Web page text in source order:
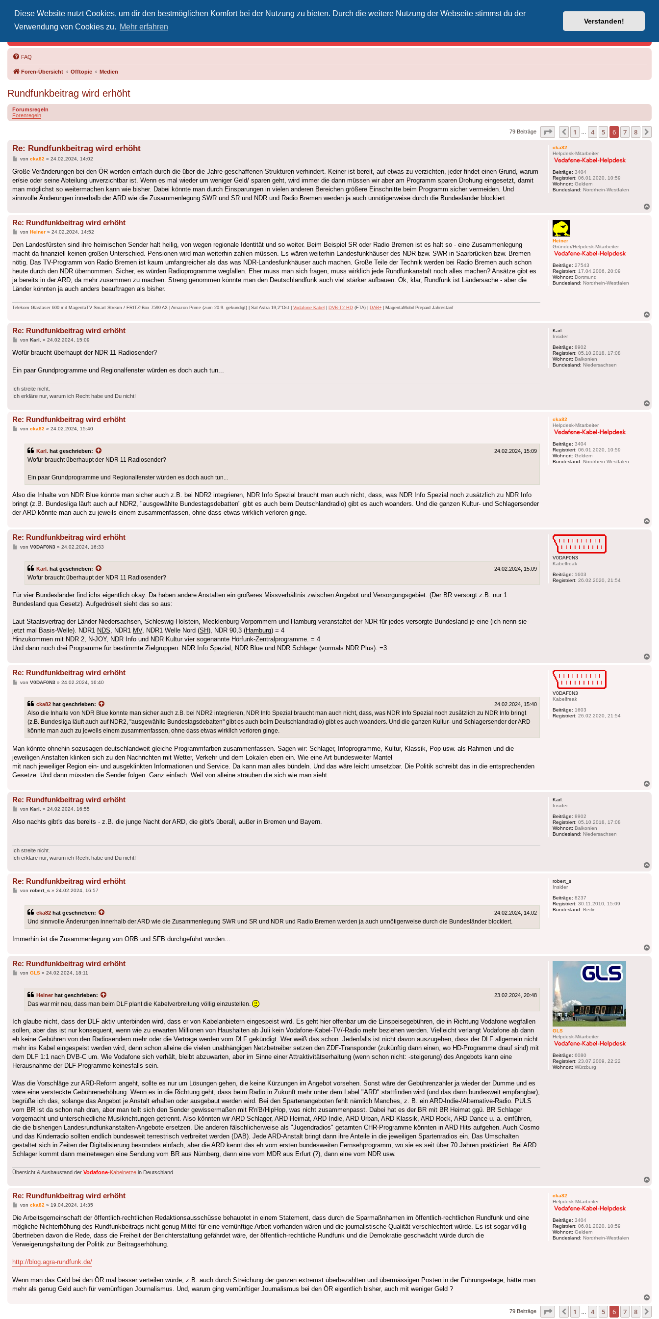
Diese Website nutzt Cookies, um dir den bestmöglichen Komfort bei der Nutzung zu bieten. Durch die weitere Nutzung der Webseite stimmst du der
Verwendung von Cookies zu. Mehr erfahren
Verstanden!
Vodafone-Kabel-Helpdesk
FAQ
Foren-Übersicht Offtopic Medien
Rundfunkbeitrag wird erhöht
Forumsregeln
Forenregeln
79 Beiträge Seite von
Vorherige
1 4 5 6 7 8
cka82
Helpdesk-Mitarbeiter
Beiträge: 3404
Registriert: 06.01.2020, 10:59
Wohnort: Geldern
Bundesland: Nordrhein-Westfalen
Re: Rundfunkbeitrag wird erhöht
Beitrag
von cka82 » 24.02.2024, 14:02
Große Veränderungen bei den ÖR werden einfach durch die über die Jahre geschaffenen Strukturen verhindert. Keiner ist bereit, auf etwas zu verzichten, jeder findet einen Grund, warum
er/sie oder seine Abteilung unverzichtbar ist. Wenn es mal wieder um weniger Geld/ sparen geht, wird immer die dann müssen wir aber am Programm sparen Drohung eingesetzt, damit
man möglichst so weitermachen kann wie bisher. Dabei könnte man durch Einsparungen in vielen anderen Bereichen größere Einschnitte beim Programm sicher vermeiden. Und
sinnvolle Änderungen innerhalb der ARD wie die Zusammenlegung SWR und SR und NDR und Radio Bremen werden ja auch unnötigerweise durch die Bundesländer blockiert.
Heiner
Gründer/Helpdesk-Mitarbeiter
Beiträge: 27543
Registriert: 17.04.2006, 20:09
Wohnort: Dortmund
Bundesland: Nordrhein-Westfalen
Re: Rundfunkbeitrag wird erhöht
Beitrag
von Heiner» 24.02.2024, 14:52
Den Landesfürsten sind ihre heimischen Sender halt heilig, von wegen regionale Identität und so weiter. Beim Beispiel SR oder Radio Bremen ist es halt so - eine Zusammenlegung
macht da finanziell keinen großen Unterschied. Pensionen wird man weiterhin zahlen müssen. Es wären weiterhin Landesfunkhäuser des NDR bzw. SWR in Saarbrücken bzw. Bremen
nötig. Das TV-Programm von Radio Bremen ist kaum umfangreicher als das was NDR-Landesfunkhäuser auch machen. Große Teile der Technik werden bei Radio Bremen auch schon
heute durch den NDR übernommen. Sicher, es würden Radioprogramme wegfallen. Eher muss man sich fragen, muss wirklich jede Rundfunkanstalt noch alles machen? Ansätze gibt es
ja bereits in der ARD, da mehr zusammen zu machen. Streng genommen könnte man den Deutschlandfunk auch viel stärker aufbauen. Ok, klar, Rundfunk ist Ländersache - aber die
Länder könnten ja auch anders beauftragen als bisher.
Telekom Glasfaser 600 mit MagentaTV Smart Stream / FRITZ!Box 7590 AX | Amazon Prime (zum 20.9. gekündigt) | Sat Astra 19,2°Ost | Vodafone Kabel DVB-T2 HD (FTA) | DAB+ | MagentaMobil Prepaid Jahrestarif
Karl.
Insider
Beiträge: 8902
Registriert: 05.10.2018, 17:08
Wohnort: Balkonien
Bundesland: Niedersachsen
Re: Rundfunkbeitrag wird erhöht
Beitrag
von Karl. » 24.02.2024, 15:09
Wofür braucht überhaupt der NDR 11 Radiosender?
Ein paar Grundprogramme und Regionalfenster würden es doch auch tun...
Ich streite nicht.
Ich erkläre nur, warum ich Recht habe und Du nicht!
cka82
Helpdesk-Mitarbeiter
Beiträge: 3404
Registriert: 06.01.2020, 10:59
Wohnort: Geldern
Bundesland: Nordrhein-Westfalen
Re: Rundfunkbeitrag wird erhöht
Beitrag
von cka82» 24.02.2024, 15:40
Karl. hat geschrieben: 24.02.2024, 15:09
Wofür braucht überhaupt der NDR 11 Radiosender?
Ein paar Grundprogramme und Regionalfenster würden es doch auch tun...
Also die Inhalte von NDR Blue könnte man sicher auch z.B. bei NDR2 integrieren, NDR Info Spezial braucht man auch nicht, dass, was NDR Info Spezial noch zusätzlich zu NDR Info
bringt (z.B. Bundesliga läuft auch auf NDR2, "ausgewählte Bundestagsdebatten" gibt es auch beim Deutschlandradio) gibt es auch woanders. Und die ganzen Kultur- und Schlagersender
der ARD könnte man auch zu jeweils einem zusammenfassen, ohne dass etwas wirklich verloren ginge.
V0DAF0N3
Kabelfreak
Beiträge: 1603
Registriert: 26.02.2020, 21:54
Re: Rundfunkbeitrag wird erhöht
Beitrag
von V0DAF0N3 » 24.02.2024, 16:33
Karl. hat geschrieben: 24.02.2024, 15:09
Wofür braucht überhaupt der NDR 11 Radiosender?
Für vier Bundesländer find ichs eigentlich okay. Da haben andere Anstalten ein größeres Missverhältnis zwischen Angebot und Versorgungsgebiet. (Der BR versorgt z.B. nur 1
Bundesland qua Gesetz). Aufgedröselt sieht das so aus:
Laut Staatsvertrag der Länder Niedersachsen, Schleswig-Holstein, Mecklenburg-Vorpommern und Hamburg veranstaltet der NDR für jedes versorgte Bundesland je eine (ich nenn sie
jetzt mal Basis-Welle). NDR1 NDS, NDR1 MV, NDR1 Welle Nord (SH), NDR 90,3 (Hamburg) = 4
Hinzukommen mit NDR 2, N-JOY, NDR Info und NDR Kultur vier sogenannte Hörfunk-Zentralprogramme. = 4
Und dann noch drei Programme für bestimmte Zielgruppen: NDR Info Spezial, NDR Blue und NDR Schlager (vormals NDR Plus). =3
V0DAF0N3
Kabelfreak
Beiträge: 1603
Registriert: 26.02.2020, 21:54
Re: Rundfunkbeitrag wird erhöht
Beitrag
von V0DAF0N3» 24.02.2024, 16:40
cka82 hat geschrieben: 24.02.2024, 15:40
Also die Inhalte von NDR Blue könnte man sicher auch z.B. bei NDR2 integrieren, NDR Info Spezial braucht man auch nicht, dass, was NDR Info Spezial noch zusätzlich zu NDR Info bringt
(z.B. Bundesliga läuft auch auf NDR2, "ausgewählte Bundestagsdebatten" gibt es auch beim Deutschlandradio) gibt es auch woanders. Und die ganzen Kultur- und Schlagersender der ARD
könnte man auch zu jeweils einem zusammenfassen, ohne dass etwas wirklich verloren ginge.
Man könnte ohnehin sozusagen deutschlandweit gleiche Programmfarben zusammenfassen. Sagen wir: Schlager, Infoprogramme, Kultur, Klassik, Pop usw. als Rahmen und die
jeweiligen Anstalten klinken sich zu den Nachrichten mit Wetter, Verkehr und dem Lokalen eben ein. Wie eine Art bundesweiter Mantel
mit nach jeweiliger Region ein- und ausgeklinkten Informationen und Service. Da kann man alles bündeln. Und das wäre leicht umsetzbar. Die Politik schreibt das in die entsprechenden
Gesetze. Und dann müssten die Sender folgen. Ganz einfach. Weil von alleine sträuben die sich wie man sieht.
Karl.
Insider
Beiträge: 8902
Registriert: 05.10.2018, 17:08
Wohnort: Balkonien
Bundesland: Niedersachsen
Re: Rundfunkbeitrag wird erhöht
Beitrag
von Karl. » 24.02.2024, 16:55
Also nachts gibt's das bereits - z.B. die junge Nacht der ARD, die gibt's überall, außer in Bremen und Bayern.
Ich streite nicht.
Ich erkläre nur, warum ich Recht habe und Du nicht!
robert_s
Insider
Beiträge: 8237
Registriert: 30.11.2010, 15:09
Bundesland: Berlin
Re: Rundfunkbeitrag wird erhöht
Beitrag
von robert_s » 24.02.2024, 16:57
cka82 hat geschrieben: 24.02.2024, 14:02
Und sinnvolle Änderungen innerhalb der ARD wie die Zusammenlegung SWR und SR und NDR und Radio Bremen werden ja auch unnötigerweise durch die Bundesländer blockiert.
Immerhin ist die Zusammenlegung von ORB und SFB durchgeführt worden...
GLS
Helpdesk-Mitarbeiter
Beiträge: 6080
Registriert: 23.07.2009, 22:22
Wohnort: Würzburg
Re: Rundfunkbeitrag wird erhöht
Beitrag
von GLS» 24.02.2024, 18:11
Heiner hat geschrieben: 23.02.2024, 20:48
Das war mir neu, dass man beim DLF plant die Kabelverbreitung völlig einzustellen.
Ich glaube nicht, dass der DLF aktiv unterbinden wird, dass er von Kabelanbietern eingespeist wird. Es geht hier offenbar um die Einspeisegebühren, die in Richtung Vodafone wegfallen
sollen, aber das ist nur konsequent, wenn wie zu erwarten Millionen von Haushalten ab Juli kein Vodafone-Kabel-TV/-Radio mehr beziehen werden. Vielleicht verlangt Vodafone ab dann
eh keine Gebühren von den Radiosendern mehr oder die Verträge werden vom DLF gekündigt. Wer weiß das schon. Jedenfalls ist nicht davon auszugehen, dass der DLF allgemein nicht
mehr ins Kabel eingespeist werden wird, denn schon alleine die vielen unabhängigen Netzbetreiber setzen den ZDF-Transponder (zukünftig dann einen, wo HD-Programme drauf sind) mit
dem DLF 1:1 nach DVB-C um. Wie Vodafone sich verhält, bleibt abzuwarten, aber im Sinne einer Attraktivitätserhaltung (wenn schon nicht: -steigerung) des Angebots kann eine
Herausnahme der DLF-Programme keinesfalls sein.
Was die Vorschläge zur ARD-Reform angeht, sollte es nur um Lösungen gehen, die keine Kürzungen im Angebot vorsehen. Sonst wäre der Gebührenzahler ja wieder der Dumme und es
wäre eine versteckte Gebührenerhöhung. Wenn es in die Richtung geht, dass beim Radio in Zukunft mehr unter dem Label "ARD" stattfinden wird (und das dann bundesweit empfangbar),
begrüße ich das, solange das Angebot je Anstalt erhalten oder ausgebaut werden wird. Bei den Spartenangeboten fehlt nämlich Manches, z. B. ein ARD-Indie-/Alternative-Radio. PULS
vom BR ist da schon nah dran, aber man teilt sich den Sender gewissermaßen mit R'n'B/HipHop, was nicht zusammenpasst. Dabei hat es der BR mit BR Heimat ggü. BR Schlager
vorgemacht und unterschiedliche Musikrichtungen getrennt. Also könnten wir ARD Schlager, ARD Heimat, ARD Indie, ARD Urban, ARD Klassik, ARD Rock, ARD Dance u. a. einführen,
die die bisherigen Landesrundfunkanstalten-Angebote ersetzen. Die anderen fälschlicherweise als "Jugendradios" getarnten CHR-Programme könnten in ARD Hits aufgehen. Auch Cosmo
und das Kinderradio sollten endlich bundesweit terrestrisch verbreitet werden (DAB). Jede ARD-Anstalt bringt dann ihre Anteile in die jeweiligen Spartenradios ein. Das Umschalten
gestaltet sich in Zeiten der Digitalisierung besonders einfach, aber die ARD kennt das eh vom ersten bundesweiten Fernsehprogramm, wo sie es seit über 70 Jahren praktiziert. Bei ARD
Schlager kommt dann meinetwegen eine Sendung vom BR aus Nürnberg, dann eine vom MDR aus Erfurt (?), dann eine vom NDR usw.
Übersicht & Ausbaustand der Vodafone-Kabelnetze in Deutschland
cka82
Helpdesk-Mitarbeiter
Beiträge: 3404
Registriert: 06.01.2020, 10:59
Wohnort: Geldern
Bundesland: Nordrhein-Westfalen
Re: Rundfunkbeitrag wird erhöht
Beitrag
von cka82» 19.04.2024, 14:35
Die Arbeitsgemeinschaft der öffentlich-rechtlichen Redaktionsausschüsse behauptet in einem Statement, dass durch die Sparmaßnhamen im öffentlich-rechtlichen Rundfunk und eine
mögliche Nichterhöhung des Rundfunkbeitrags nicht genug Mittel für eine vernünftige Arbeit vorhanden wären und die journalistische Qualität verschlechtert würde. Es ist sogar völlig
übertrieben davon die Rede, dass die Freiheit der Berichterstattung gefährdet wäre, der öffentlich-rechtliche Rundfunk und die Demokratie geschwächt würde durch die
Verweigerungshaltung der Politik zur Beitragserhöhung.
http://blog.agra-rundfunk.de/
Wenn man das Geld bei den ÖR mal besser verteilen würde, z.B. auch durch Streichung der ganzen extremst überbezahlten und übermässigen Posten in der Führungsetage, hätte man
mehr als genug Geld auch für vernünftigen Journalismus. Und, warum ging vernünftiger Journalismus bei den ÖR eigentlich bisher, auch mit weniger Geld ?
79 Beiträge Seite von
Vorherige
1 4 5 6 7 8